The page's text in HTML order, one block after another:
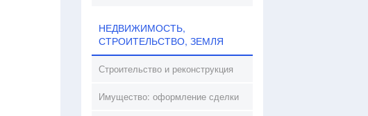
НЕДВИЖИМОСТЬ,
СТРОИТЕЛЬСТВО, ЗЕМЛЯ
Строительство и реконструкция
Имущество: оформление сделки